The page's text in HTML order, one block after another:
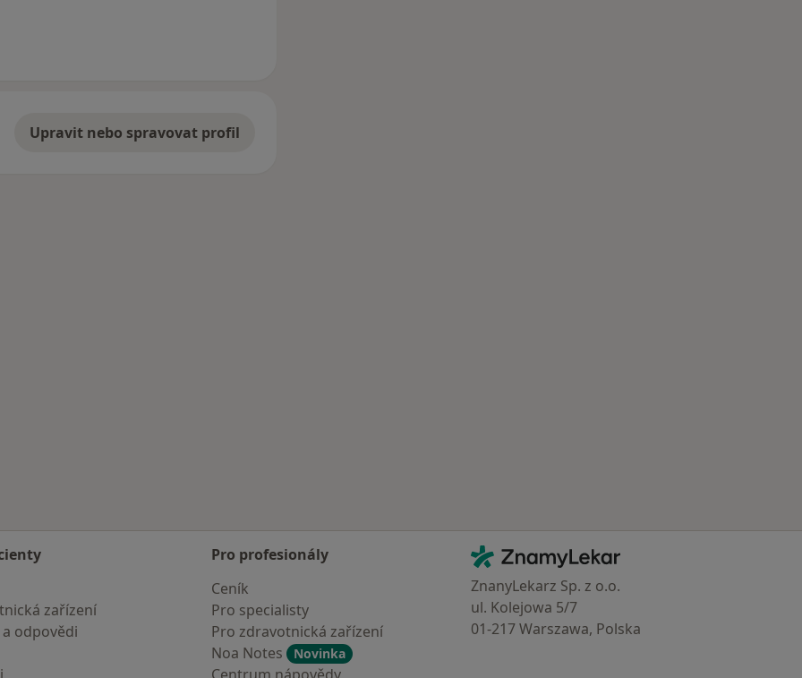
B
Upravit nebo spravovat profil
zařízení
odpovědi
Pro profesionály
Ceník
Pro specialisty
Pro zdravotnická zařízení
Noa Notes
Novinka
Kontakt
ZnamyLekar - Hlavní stránka
ZnanyLekarz Sp. z o.o.
ul. Kolejowa 5/7
01-217 Warszawa, Polska